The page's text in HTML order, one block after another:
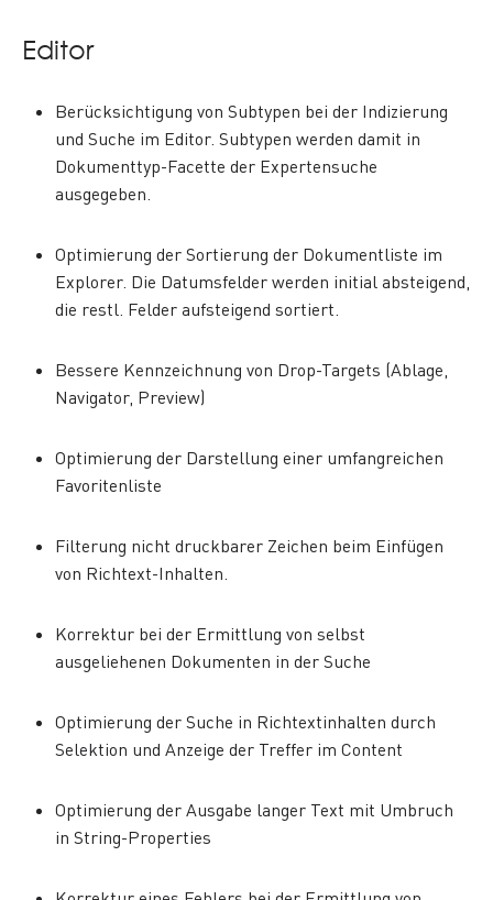
Editor
Berücksichtigung von Subtypen bei der Indizierung
und Suche im Editor. Subtypen werden damit in
Dokumenttyp-Facette der Expertensuche
ausgegeben.
Optimierung der Sortierung der Dokumentliste im
Explorer. Die Datumsfelder werden initial absteigend,
die restl. Felder aufsteigend sortiert.
Bessere Kennzeichnung von Drop-Targets (Ablage,
Navigator, Preview)
Optimierung der Darstellung einer umfangreichen
Favoritenliste
Filterung nicht druckbarer Zeichen beim Einfügen
von Richtext-Inhalten.
Korrektur bei der Ermittlung von selbst
ausgeliehenen Dokumenten in der Suche
Optimierung der Suche in Richtextinhalten durch
Selektion und Anzeige der Treffer im Content
Optimierung der Ausgabe langer Text mit Umbruch
in String-Properties